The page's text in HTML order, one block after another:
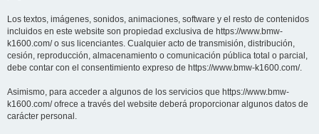
Los textos, imágenes, sonidos, animaciones, software y el resto de contenidos
incluidos en este website son propiedad exclusiva de https://www.bmw-
k1600.com/ o sus licenciantes. Cualquier acto de transmisión, distribución,
cesión, reproducción, almacenamiento o comunicación pública total o parcial,
debe contar con el consentimiento expreso de https://www.bmw-k1600.com/.
Asimismo, para acceder a algunos de los servicios que https://www.bmw-
k1600.com/ ofrece a través del website deberá proporcionar algunos datos de
carácter personal.